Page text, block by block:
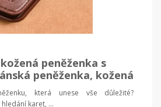
peněženka s
peněženka, kožená
která unese vše důležité?
karet, ...